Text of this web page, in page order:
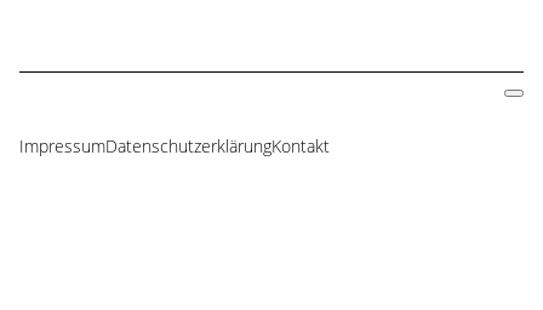
Navigation
ImpressumDatenschutzerklärungKontakt